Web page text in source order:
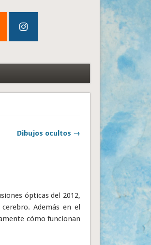
Dibujos ocultos →
ópticas del 2012,
Además en el
cómo funcionan